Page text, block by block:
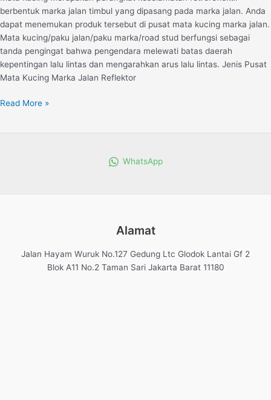
berbentuk marka jalan timbul yang dipasang pada marka jalan. Anda
dapat menemukan produk tersebut di pusat mata kucing marka jalan.
Mata kucing/paku jalan/paku marka/road stud berfungsi sebagai
tanda pengingat bahwa pengendara melewati batas daerah
kepentingan lalu lintas dan mengarahkan arus lalu lintas. Jenis Pusat
Mata Kucing Marka Jalan Reflektor
Read More »
WhatsApp
Alamat
Jalan Hayam Wuruk No.127 Gedung Ltc Glodok Lantai Gf 2
Blok A11 No.2 Taman Sari Jakarta Barat 11180